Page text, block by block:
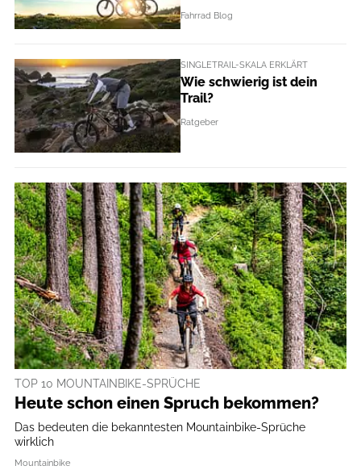
Fahrrad Blog
SINGLETRAIL-SKALA ERKLÄRT
Wie schwierig ist dein
Trail?
Ratgeber
TOP 10 MOUNTAINBIKE-SPRÜCHE
Heute schon einen Spruch bekommen?
Das bedeuten die bekanntesten Mountainbike-Sprüche
wirklich
Mountainbike